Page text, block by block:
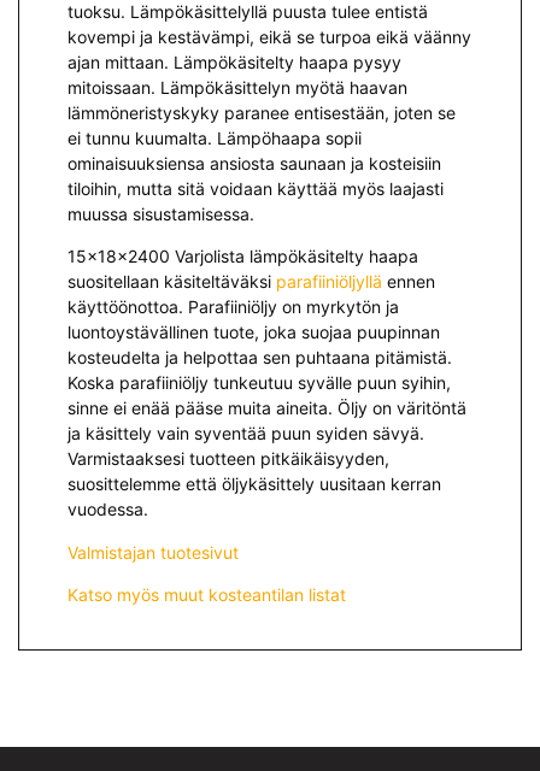
tuoksu. Lämpökäsittelyllä puusta tulee entistä
kovempi ja kestävämpi, eikä se turpoa eikä väänny
ajan mittaan. Lämpökäsitelty haapa pysyy
mitoissaan. Lämpökäsittelyn myötä haavan
lämmöneristyskyky paranee entisestään, joten se
ei tunnu kuumalta. Lämpöhaapa sopii
ominaisuuksiensa ansiosta saunaan ja kosteisiin
tiloihin, mutta sitä voidaan käyttää myös laajasti
muussa sisustamisessa.
15x18x2400 Varjolista lämpökäsitelty haapa
suositellaan käsiteltäväksi parafiiniöljyllä ennen
käyttöönottoa. Parafiiniöljy on myrkytön ja
luontoystävällinen tuote, joka suojaa puupinnan
kosteudelta ja helpottaa sen puhtaana pitämistä.
Koska parafiiniöljy tunkeutuu syvälle puun syihin,
sinne ei enää pääse muita aineita. Öljy on väritöntä
ja käsittely vain syventää puun syiden sävyä.
Varmistaaksesi tuotteen pitkäikäisyyden,
suosittelemme että öljykäsittely uusitaan kerran
vuodessa.
Valmistajan tuotesivut
Katso myös muut kosteantilan listat